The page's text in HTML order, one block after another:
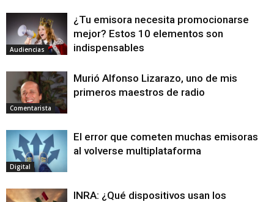
Audiencias
¿Tu emisora necesita promocionarse
mejor? Estos 10 elementos son
indispensables
Comentarista
Murió Alfonso Lizarazo, uno de mis
primeros maestros de radio
Digital
El error que cometen muchas emisoras
al volverse multiplataforma
INRA: ¿Qué dispositivos usan los